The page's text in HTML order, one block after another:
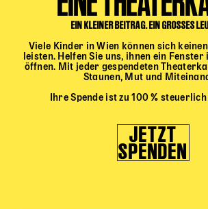
Gl!tch4
Wem gehört die Bühne?
House of Hybrid Rebels
EIN KLEINER BEITRAG. EIN GROSSES
Viele Kinder in Wien können sich
leisten. Helfen Sie uns, ihnen ein Fenster
öffnen. Mit jeder gespendeten
Staunen, Mut und
Ihre Spende ist zu 100 %
JETZT
SPENDEN